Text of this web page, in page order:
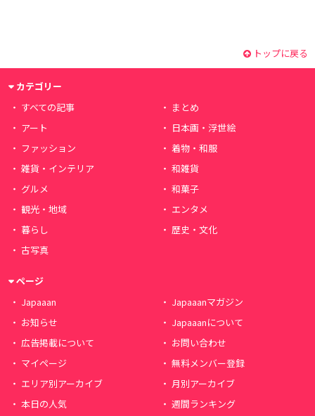
トップに戻る
カテゴリー
すべての記事
まとめ
アート
日本画・浮世絵
ファッション
着物・和服
雑貨・インテリア
和雑貨
グルメ
和菓子
観光・地域
エンタメ
暮らし
歴史・文化
古写真
ページ
Japaaan
Japaaanマガジン
お知らせ
Japaaanについて
広告掲載について
お問い合わせ
マイページ
無料メンバー登録
エリア別アーカイブ
月別アーカイブ
本日の人気
週間ランキング